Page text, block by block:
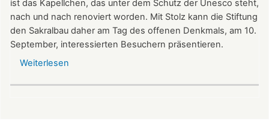
ist das Kapellchen, das unter dem Schutz der Unesco steht,
nach und nach renoviert worden. Mit Stolz kann die Stiftung
den Sakralbau daher am Tag des offenen Denkmals, am 10.
September, interessierten Besuchern präsentieren.
Weiterlesen